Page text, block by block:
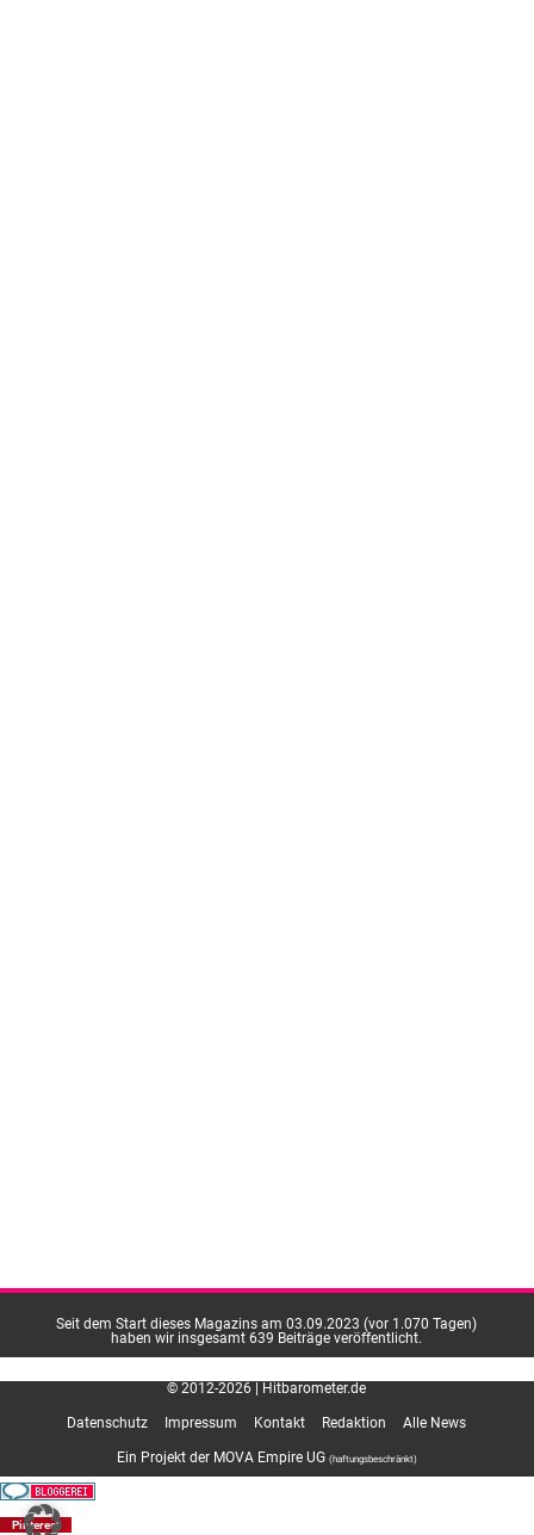
Seit dem Start dieses Magazins am 03.09.2023 (vor 1.070 Tagen)
haben wir insgesamt 639 Beiträge veröffentlicht.
© 2012-2026 | Hitbarometer.de
Ein Projekt der MOVA Empire UG (haftungsbeschränkt)
Datenschutz Impressum Kontakt Redaktion Alle News
Pinterest